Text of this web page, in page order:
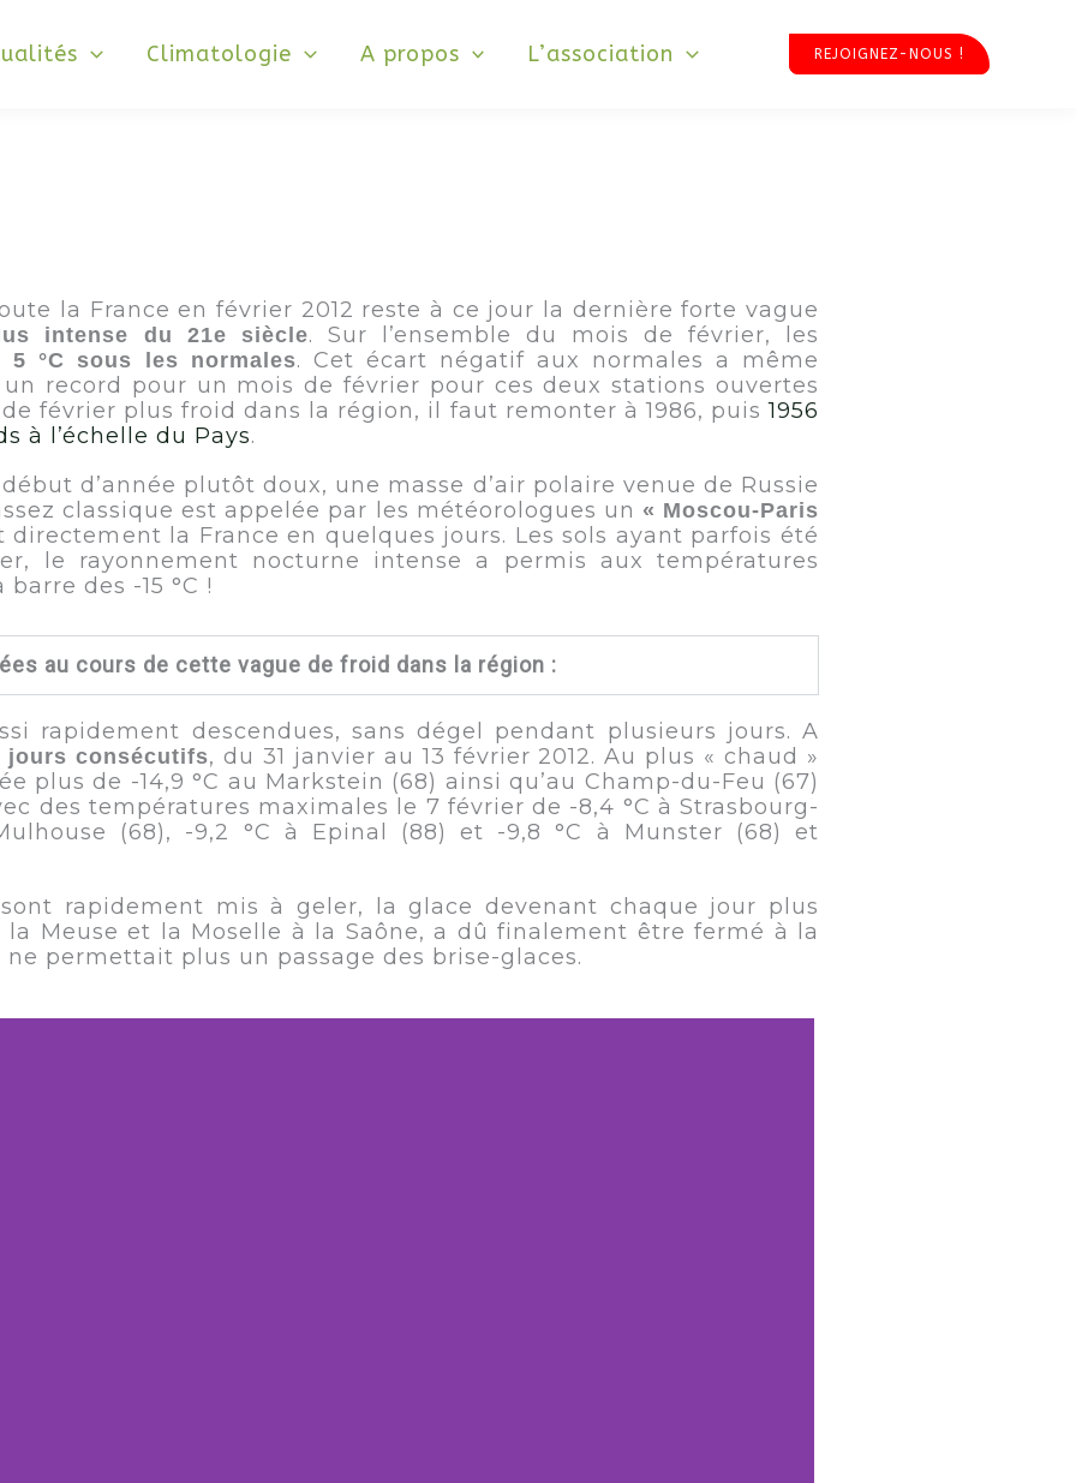
Climatologie A propos L’association REJOIGNEZ-NOUS !
la France en février 2012 reste à ce jour la dernière forte vague
intense du 21e siècle. Sur l’ensemble du mois de février, les
5 °C sous les normales. Cet écart négatif aux normales a même
record pour un mois de février pour ces deux stations ouvertes
février plus froid dans la région, il faut remonter à 1986, puis1956
à l’échelle du Pays.
d’année plutôt doux, une masse d’air polaire venue de Russie
classique est appelée par les météorologues un « Moscou-Paris
la France en quelques jours. Les sols ayant parfois été
le rayonnement nocturne intense a permis aux températures
des -15 °C !
au cours de cette vague de froid dans la région :
rapidement descendues, sans dégel pendant plusieurs jours. A
jours consécutifs, du 31 janvier au 13 février 2012. Au plus « chaud »
plus de -14,9 °C au Markstein (68) ainsi qu’au Champ-du-Feu (67)
des températures maximales le 7 février de -8,4 °C à Strasbourg-
(68), -9,2 °C à Epinal (88) et -9,8 °C à Munster (68) et
rapidement mis à geler, la glace devenant chaque jour plus
la Meuse et la Moselle à la Saône, a dû finalement être fermé à la
permettait plus un passage des brise-glaces.